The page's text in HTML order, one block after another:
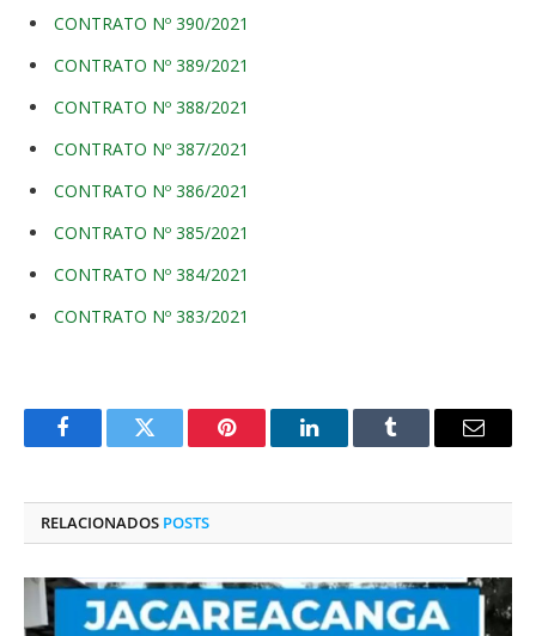
CONTRATO Nº 390/2021
CONTRATO Nº 389/2021
CONTRATO Nº 388/2021
CONTRATO Nº 387/2021
CONTRATO Nº 386/2021
CONTRATO Nº 385/2021
CONTRATO Nº 384/2021
CONTRATO Nº 383/2021
FacebookTwitter Pinterest O
Tumblr
E-
RELACIONADOS POSTS